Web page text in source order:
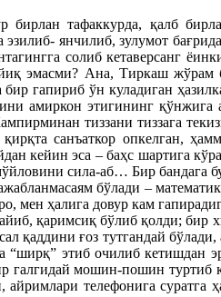
тафаккурда, қалб
янчилиб, зулумот
солиб кетаверсанг
эмасми? Ана, Тиркаш
гапириб ўн куладиган
амиркон этигининг қўнжига
тиззани тиззага
санъаткор опкелган,
кейин эса – баҳс шартига
сила-аб… Бир бандага
бўлади –
мен ҳалига довур кам
қаримсиқ бўлиб қолди; бир
қаддини ғоз тутгандай
этиб очилиб кетишдан
мошин-пошин
телефонига суратга